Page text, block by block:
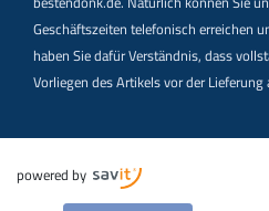
Geschäftszeiten telefonisch erreichen
haben Sie dafür Verständnis, dass
Vorliegen des Artikels vor der
powered by